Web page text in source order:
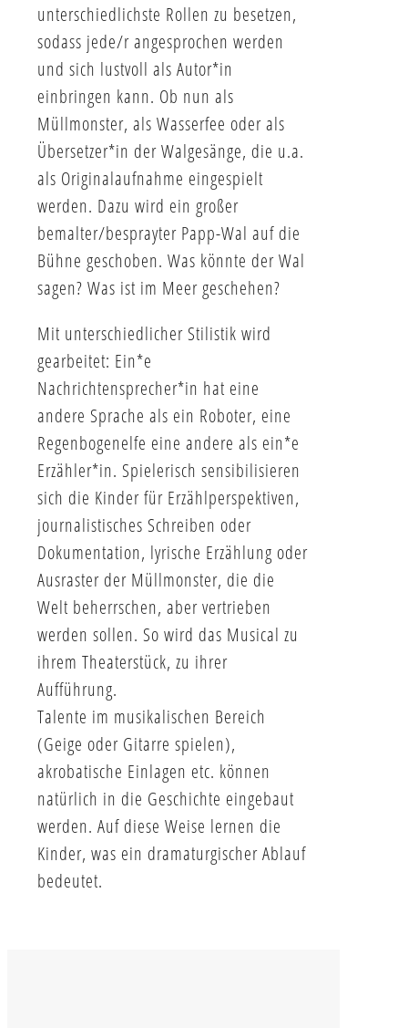
unterschiedlichste Rollen zu besetzen,
sodass jede/r angesprochen werden
und sich lustvoll als Autor*in
einbringen kann. Ob nun als
Müllmonster, als Wasserfee oder als
Übersetzer*in der Walgesänge, die u.a.
als Originalaufnahme eingespielt
werden. Dazu wird ein großer
bemalter/besprayter Papp-Wal auf die
Bühne geschoben. Was könnte der Wal
sagen? Was ist im Meer geschehen?
Mit unterschiedlicher Stilistik wird
gearbeitet: Ein*e
Nachrichtensprecher*in hat eine
andere Sprache als ein Roboter, eine
Regenbogenelfe eine andere als ein*e
Erzähler*in. Spielerisch sensibilisieren
sich die Kinder für Erzählperspektiven,
journalistisches Schreiben oder
Dokumentation, lyrische Erzählung oder
Ausraster der Müllmonster, die die
Welt beherrschen, aber vertrieben
werden sollen. So wird das Musical zu
ihrem Theaterstück, zu ihrer
Aufführung.
Talente im musikalischen Bereich
(Geige oder Gitarre spielen),
akrobatische Einlagen etc. können
natürlich in die Geschichte eingebaut
werden. Auf diese Weise lernen die
Kinder, was ein dramaturgischer Ablauf
bedeutet.